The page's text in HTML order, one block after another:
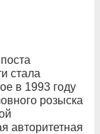
стала
в 1993 году
розыска
авторитетная